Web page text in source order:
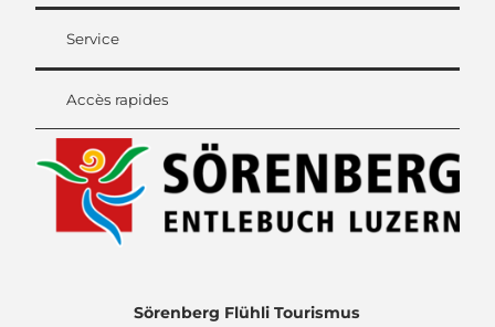
Service
Accès rapides
Sörenberg Flühli Tourismus